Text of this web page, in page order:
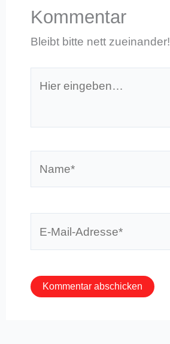
Kommentar
Bleibt bitte nett zueinander!
eingeben…